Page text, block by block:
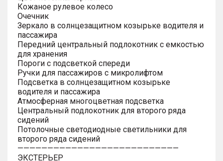
Кожаное рулевое колесо
Очечник
Зеркало в солнцезащитном козырьке водителя и
пассажира
Передний центральный подлокотник с емкостью
для хранения
Пороги с подсветкой спереди
Ручки для пассажиров с микролифтом
Подсветка в солнцезащитном козырьке
водителя и пассажира
Атмосферная многоцветная подсветка
Центральный подлокотник для второго ряда
сидений
Потолочные светодиодные светильники для
второго ряда сидений
———————————————————————————
ЭКСТЕРЬЕР